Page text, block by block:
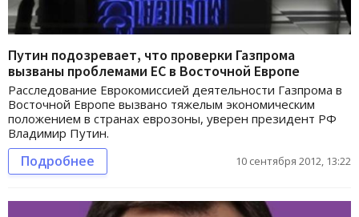
Путин подозревает, что проверки Газпрома
вызваны проблемами ЕС в Восточной Европе
Расследование Еврокомиссией деятельности Газпрома в
Восточной Европе вызвано тяжелым экономическим
положением в странах еврозоны, уверен президент РФ
Владимир Путин.
Подробнее 10 сентября 2012, 13:22